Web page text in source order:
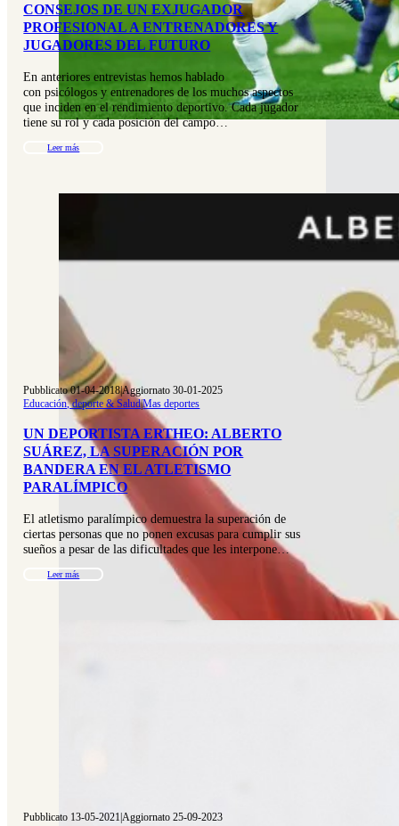
CONSEJOS DE UN EXJUGADOR
PROFESIONAL A ENTRENADORES Y
JUGADORES DEL FUTURO
En anteriores entrevistas hemos hablado
con psicólogos y entrenadores de los muchos aspectos
que inciden en el rendimiento deportivo. Cada jugador
tiene su rol y cada posición del campo…
Leer más
Pubblicato 01-04-2018|Aggiornato 30-01-2025
Educación, deporte & Salud|Mas deportes
UN DEPORTISTA ERTHEO: ALBERTO
SUÁREZ, LA SUPERACIÓN POR
BANDERA EN EL ATLETISMO
PARALÍMPICO
El atletismo paralímpico demuestra la superación de
ciertas personas que no ponen excusas para cumplir sus
sueños a pesar de las dificultades que les interpone…
Leer más
Pubblicato 13-05-2021 |Aggiornato 25-09-2023